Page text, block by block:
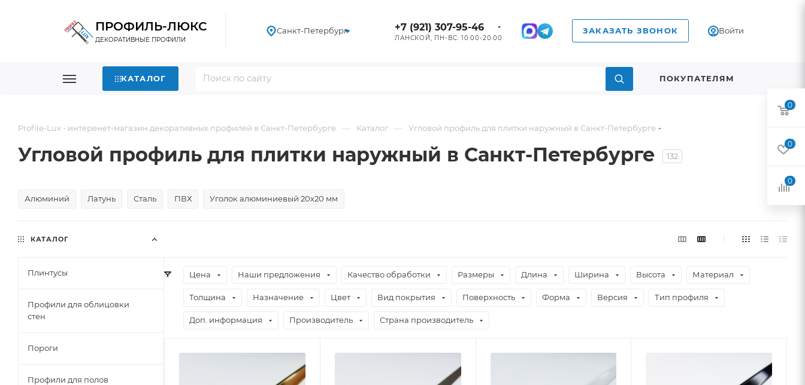
ПРОФИЛЬ-ЛЮКС
ДЕКОРАТИВНЫЕ ПРОФИЛИ
Санкт-Петербург +7 (921) 307-95-46
ЛАНСКОЙ, ПН-ВС: 10:00-20:00
ЗАКАЗАТЬ ЗВОНОК Войти
КАТАЛОГ ПОКУПАТЕЛЯМ
Profile-Lux - интеренет-магазин декоративных профилей в Санкт-Петербурге — Каталог — Угловой профиль для плитки наружный в Санкт-Петербурге
Угловой профиль для плитки наружный в Санкт-Петербурге 132
Алюминий Латунь Сталь ПВХ Уголок алюминиевый 20х20 мм
Цена Наши предложения Качество обработки Размеры Длина Ширина Высота Материал
Толщина Назначение Цвет Вид покрытия Поверхность Форма Версия Тип профиля
Доп. информация Производитель Страна производитель
КАТАЛОГ
Плинтусы
Профили для облицовки
стен
Пороги
Профили для полов
0
0
0